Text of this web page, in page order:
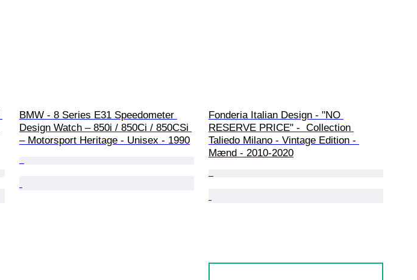
BMW - 8 Series E31 Speedometer
Design Watch – 850i / 850Ci / 850CSi
– Motorsport Heritage - Unisex - 1990
Fonderia Italian Design - "NO
RESERVE PRICE" -  Collection
Taliedo Milano - Vintage Edition -
Mænd - 2010-2020